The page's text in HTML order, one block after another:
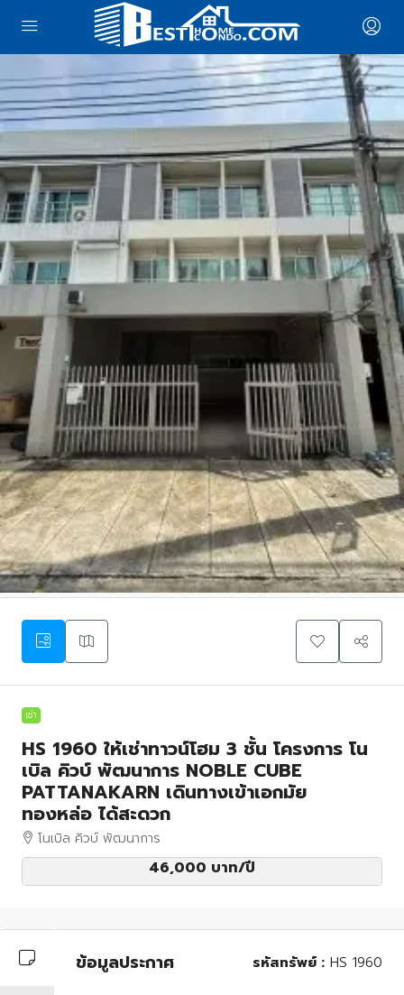
เช่า
HS 1960 ให้เช่าทาวน์โฮม 3 ชั้น โครงการ โน
เบิล คิวบ์ พัฒนาการ NOBLE CUBE
PATTANAKARN เดินทางเข้าเอกมัย
ทองหล่อ ได้สะดวก
โนเบิล คิวบ์ พัฒนาการ
46,000 บาท/ปี
ข้อมูลประกาศ รหัสทรัพย์ : HS 1960